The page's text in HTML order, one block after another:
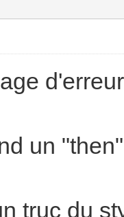
un
truc du